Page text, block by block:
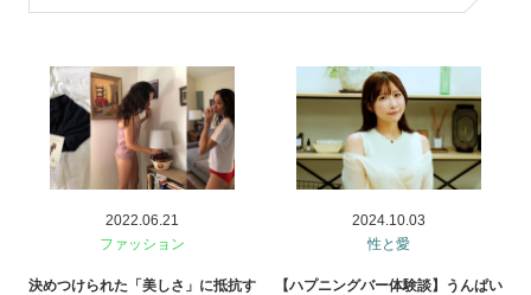
ワークスタイル
妊娠/出産/家族
ココロ/カラダ
2022.06.21
ファッション
決めつけられた「美しさ」に抵抗す
2024.10.03
性と愛
【ハプニングバー体験談】うんぱい